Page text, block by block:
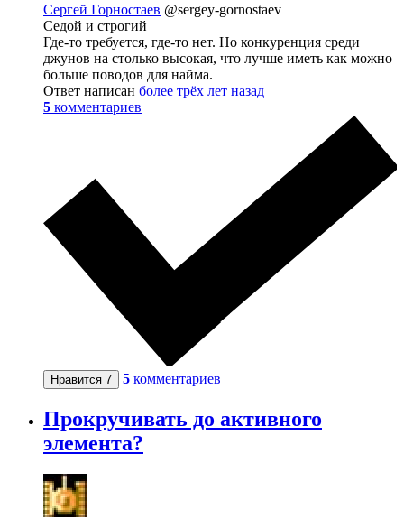
Сергей Горностаев @sergey-gornostaev
Седой и строгий
Где-то требуется, где-то нет. Но конкуренция среди
джунов на столько высокая, что лучше иметь как можно
больше поводов для найма.
Ответ написан более трёх лет назад
5 комментариев
Нравится 7 5 комментариев
Прокручивать до активного
элемента?